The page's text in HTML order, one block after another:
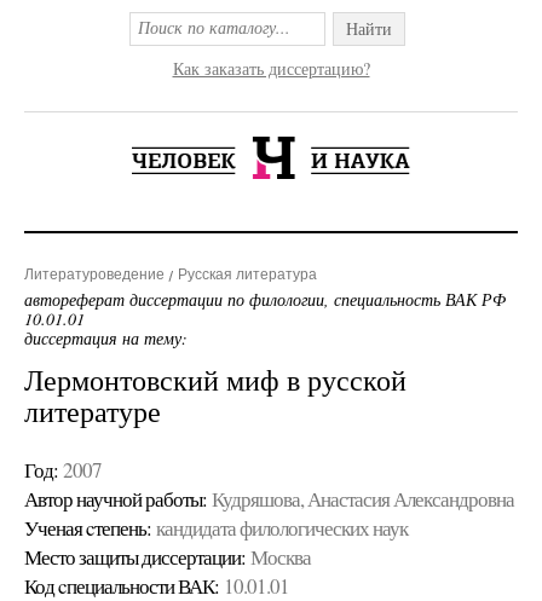
Найти
Как заказать диссертацию?
Литературоведение Русская литература
автореферат диссертации по филологии, специальность ВАК РФ
10.01.01
диссертация на тему:
Лермонтовский миф в русской
литературе
Год: 2007
Автор научной работы: Кудряшова, Анастасия Александровна
Ученая cтепень: кандидата филологических наук
Место защиты диссертации: Москва
Код cпециальности ВАК: 10.01.01